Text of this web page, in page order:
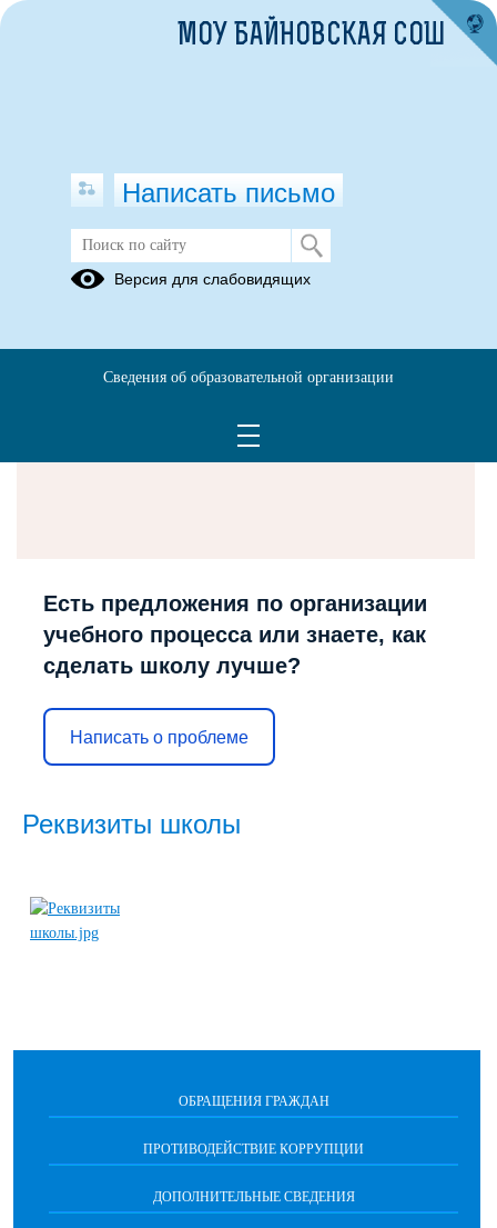
Есть предложения по организации
учебного процесса или знаете, как
сделать школу лучше?
Написать о проблеме
Реквизиты школы
ОБРАЩЕНИЯ ГРАЖДАН
ПРОТИВОДЕЙСТВИЕ КОРРУПЦИИ
ДОПОЛНИТЕЛЬНЫЕ СВЕДЕНИЯ
МОУ БАЙНОВСКАЯ СОШ
Написать письмо
Версия для слабовидящих
Сведения об образовательной организации